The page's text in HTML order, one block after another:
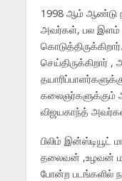
1998 ஆம் ஆண்டு
அவர்கள், பல இளம்
செய்திருக்கிறார் ,
கலைஞர்களுக்கும்
விஜயகாந்த்
பிலிம் இன்ஸ்டியூட்
தலைவன் ,உழவன்
போன்ற படங்களில்